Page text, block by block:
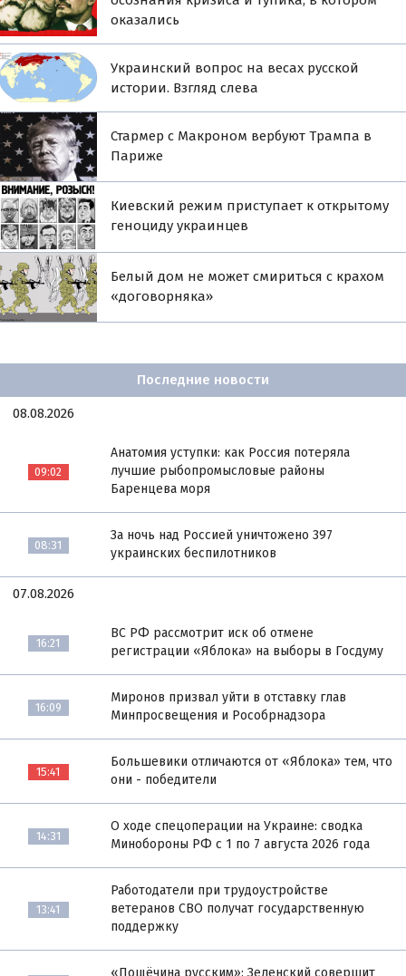
оказались
Украинский вопрос на весах русской
истории. Взгляд слева
Стармер с Макроном вербуют Трампа в
Париже
Киевский режим приступает к открытому
геноциду украинцев
Белый дом не может смириться с крахом
«договорняка»
Последние новости
08.08.2026
09:02
Анатомия уступки: как Россия потеряла
лучшие рыбопромысловые районы
Баренцева моря
08:31
За ночь над Россией уничтожено 397
украинских беспилотников
07.08.2026
16:21
ВС РФ рассмотрит иск об отмене
регистрации «Яблока» на выборы в Госдуму
16:09
Миронов призвал уйти в отставку глав
Минпросвещения и Рособрнадзора
15:41
Большевики отличаются от «Яблока» тем, что
они - победители
14:31
О ходе спецоперации на Украине: сводка
Минобороны РФ с 1 по 7 августа 2026 года
13:41
Работодатели при трудоустройстве
ветеранов СВО получат государственную
поддержку
«Пощёчина русским»: Зеленский совершит